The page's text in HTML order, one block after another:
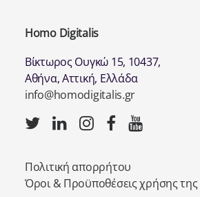
Homo Digitalis
Βίκτωρος Ουγκώ 15, 10437,
Αθήνα, Αττική, Ελλάδα
info@homodigitalis.gr
Πολιτική απορρήτου
Όροι & Προϋποθέσεις χρήσης της